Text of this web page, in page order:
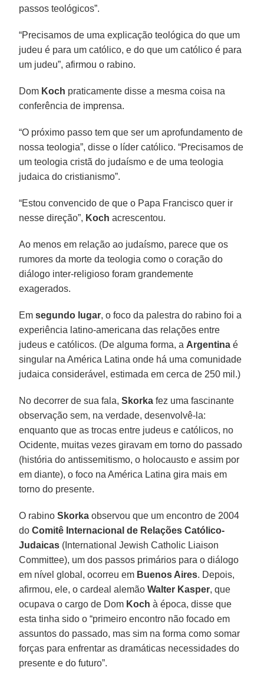
passos teológicos”.
“Precisamos de uma explicação teológica do que um
judeu é para um católico, e do que um católico é para
um judeu”, afirmou o rabino.
Dom Koch praticamente disse a mesma coisa na
conferência de imprensa.
“O próximo passo tem que ser um aprofundamento de
nossa teologia”, disse o líder católico. “Precisamos de
um teologia cristã do judaísmo e de uma teologia
judaica do cristianismo”.
“Estou convencido de que o Papa Francisco quer ir
nesse direção”, Koch acrescentou.
Ao menos em relação ao judaísmo, parece que os
rumores da morte da teologia como o coração do
diálogo inter-religioso foram grandemente
exagerados.
Emsegundo lugar, o foco da palestra do rabino foi a
experiência latino-americana das relações entre
judeus e católicos. (De alguma forma, a Argentina é
singular na América Latina onde há uma comunidade
judaica considerável, estimada em cerca de 250 mil.)
No decorrer de sua fala,Skorka fez uma fascinante
observação sem, na verdade, desenvolvê-la:
enquanto que as trocas entre judeus e católicos, no
Ocidente, muitas vezes giravam em torno do passado
(história do antissemitismo, o holocausto e assim por
em diante), o foco na América Latina gira mais em
torno do presente.
O rabinoSkorka observou que um encontro de 2004
doComitê Internacional de Relações Católico-
Judaicas (International Jewish Catholic Liaison
Committee), um dos passos primários para o diálogo
em nível global, ocorreu em Buenos Aires. Depois,
afirmou, ele, o cardeal alemãoWalter Kasper, que
ocupava o cargo de Dom Koch à época, disse que
esta tinha sido o “primeiro encontro não focado em
assuntos do passado, mas sim na forma como somar
forças para enfrentar as dramáticas necessidades do
presente e do futuro”.